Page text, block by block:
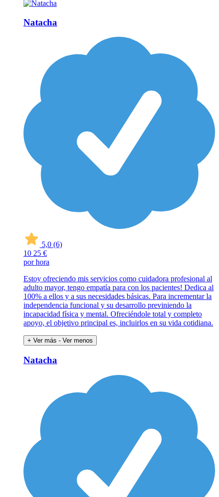
Natacha
5,0 (6)
10 25 €
por hora
Estoy ofreciendo mis servicios como cuidadora profesional al
adulto mayor, tengo empatía para con los pacientes! Dedica al
100% a ellos y a sus necesidades básicas. Para incrementar la
independencia funcional y su desarrollo previniendo la
incapacidad física y mental. Ofreciéndole total y completo
apoyo, el objetivo principal es, incluirlos en su vida cotidiana.
+ Ver más - Ver menos
Natacha